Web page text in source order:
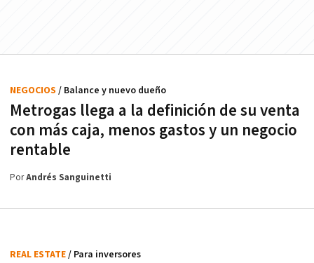
Metrogas llega a la definición de su venta
con más caja, menos gastos y un negocio
rentable
NEGOCIOS / Balance y nuevo dueño
PorAndrés Sanguinetti
REAL ESTATE/ Para inversores